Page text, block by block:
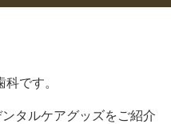
です。
タルケアグッズをご紹介